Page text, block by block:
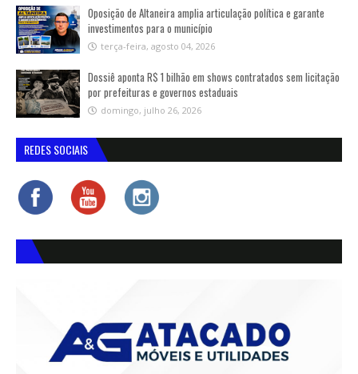
Oposição de Altaneira amplia articulação política e garante
investimentos para o município
terça-feira, agosto 04, 2026
Dossiê aponta R$ 1 bilhão em shows contratados sem licitação
por prefeituras e governos estaduais
domingo, julho 26, 2026
REDES SOCIAIS